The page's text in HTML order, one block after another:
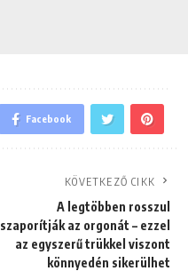
Facebook
KÖVETKEZŐ CIKK
A legtöbben rosszul
szaporítják az orgonát – ezzel
az egyszerű trükkel viszont
könnyedén sikerülhet